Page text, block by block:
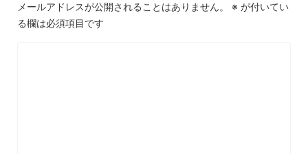
メールアドレスが公開されることはありません。 ※ が付いてい
る欄は必須項目です